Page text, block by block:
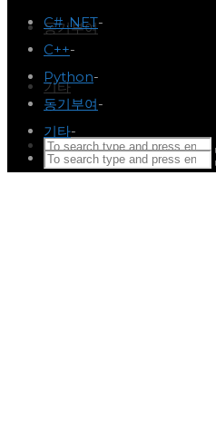
동기부여
기타
Search
Search
C# .NET-
C++-
Python-
동기부여-
기타-
Search